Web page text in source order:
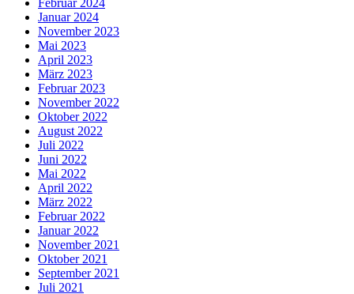
Januar 2024
November 2023
Mai 2023
April 2023
März 2023
Februar 2023
November 2022
Oktober 2022
August 2022
Juli 2022
Juni 2022
Mai 2022
April 2022
März 2022
Februar 2022
Januar 2022
November 2021
Oktober 2021
September 2021
Juli 2021